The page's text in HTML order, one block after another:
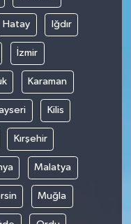
Hatay Iğdır
İzmir
Karaman
Kilis
Kırşehir
Malatya
Muğla